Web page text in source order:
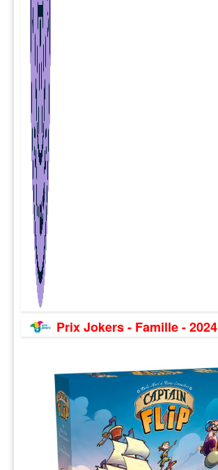
Prix Jokers - Famille - 2024